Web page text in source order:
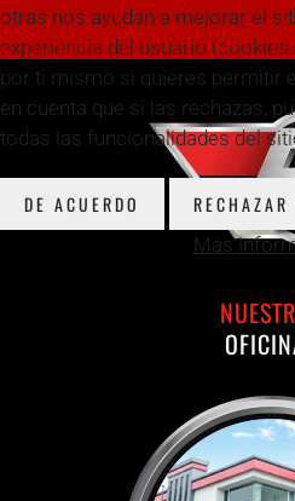
otras nos ayudan a mejorar el
experiencia del usuario
por ti mismo si quieres permitir
en cuenta que si las rechazas,
todas las funcionalidades del
DE ACUERDO RECHAZAR
Más